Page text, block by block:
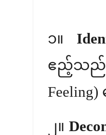
၁။
ဧည့်သည်
၂။